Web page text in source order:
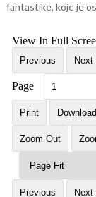
fantastike, koje je